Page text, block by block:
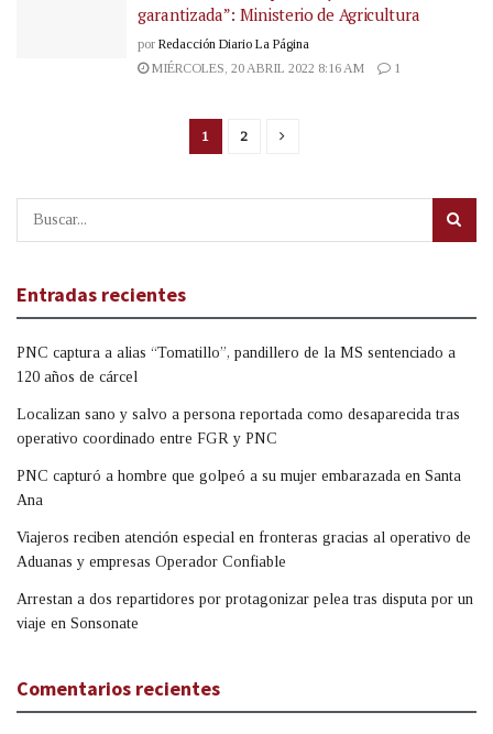
garantizada”: Ministerio de Agricultura
por Redacción Diario La Página
MIÉRCOLES, 20 ABRIL 2022 8:16 AM
1
1 2
Entradas recientes
PNC captura a alias “Tomatillo”, pandillero de la MS sentenciado a
120 años de cárcel
Localizan sano y salvo a persona reportada como desaparecida tras
operativo coordinado entre FGR y PNC
PNC capturó a hombre que golpeó a su mujer embarazada en Santa
Ana
Viajeros reciben atención especial en fronteras gracias al operativo de
Aduanas y empresas Operador Confiable
Arrestan a dos repartidores por protagonizar pelea tras disputa por un
viaje en Sonsonate
Comentarios recientes